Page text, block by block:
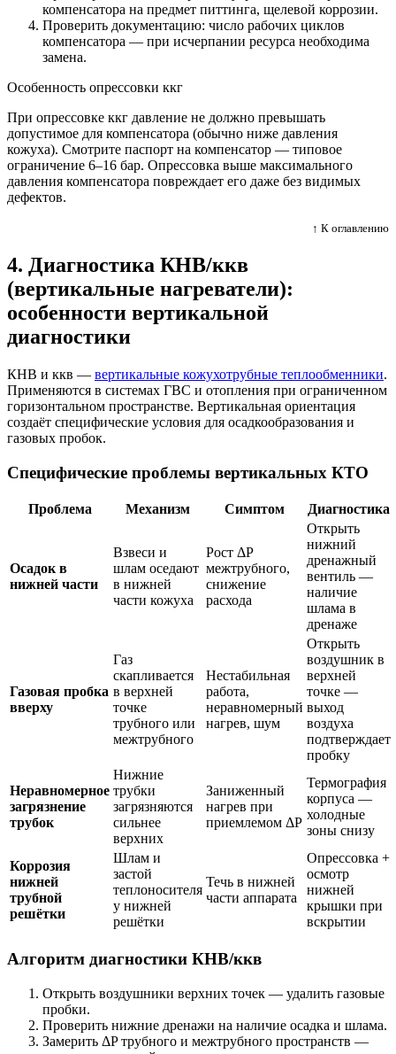
компенсатора на предмет питтинга, щелевой коррозии.
Проверить документацию: число рабочих циклов
компенсатора — при исчерпании ресурса необходима
замена.
Особенность опрессовки ккг
При опрессовке ккг давление не должно превышать
допустимое для компенсатора (обычно ниже давления
кожуха). Смотрите паспорт на компенсатор — типовое
ограничение 6–16 бар. Опрессовка выше максимального
давления компенсатора повреждает его даже без видимых
дефектов.
↑ К оглавлению
4. Диагностика КНВ/ккв
(вертикальные нагреватели):
особенности вертикальной
диагностики
КНВ и ккв — вертикальные кожухотрубные теплообменники.
Применяются в системах ГВС и отопления при ограниченном
горизонтальном пространстве. Вертикальная ориентация
создаёт специфические условия для осадкообразования и
газовых пробок.
Специфические проблемы вертикальных КТО
Проблема Механизм Симптом Диагностика
Осадок в
нижней части
Взвеси и
шлам оседают
в нижней
части кожуха
Рост ΔP
межтрубного,
снижение
расхода
Открыть
нижний
дренажный
вентиль —
наличие
шлама в
дренаже
Газовая пробка
вверху
Газ
скапливается
в верхней
точке
трубного или
межтрубного
Нестабильная
работа,
неравномерный
нагрев, шум
Открыть
воздушник в
верхней
точке —
выход
воздуха
подтверждает
пробку
Неравномерное
загрязнение
трубок
Нижние
трубки
загрязняются
сильнее
верхних
Заниженный
нагрев при
приемлемом ΔP
Термография
корпуса —
холодные
зоны снизу
Коррозия
нижней
трубной
решётки
Шлам и
застой
теплоносителя
у нижней
решётки
Течь в нижней
части аппарата
Опрессовка +
осмотр
нижней
крышки при
вскрытии
Алгоритм диагностики КНВ/ккв
Открыть воздушники верхних точек — удалить газовые
пробки.
Проверить нижние дренажи на наличие осадка и шлама.
Замерить ΔP трубного и межтрубного пространств —